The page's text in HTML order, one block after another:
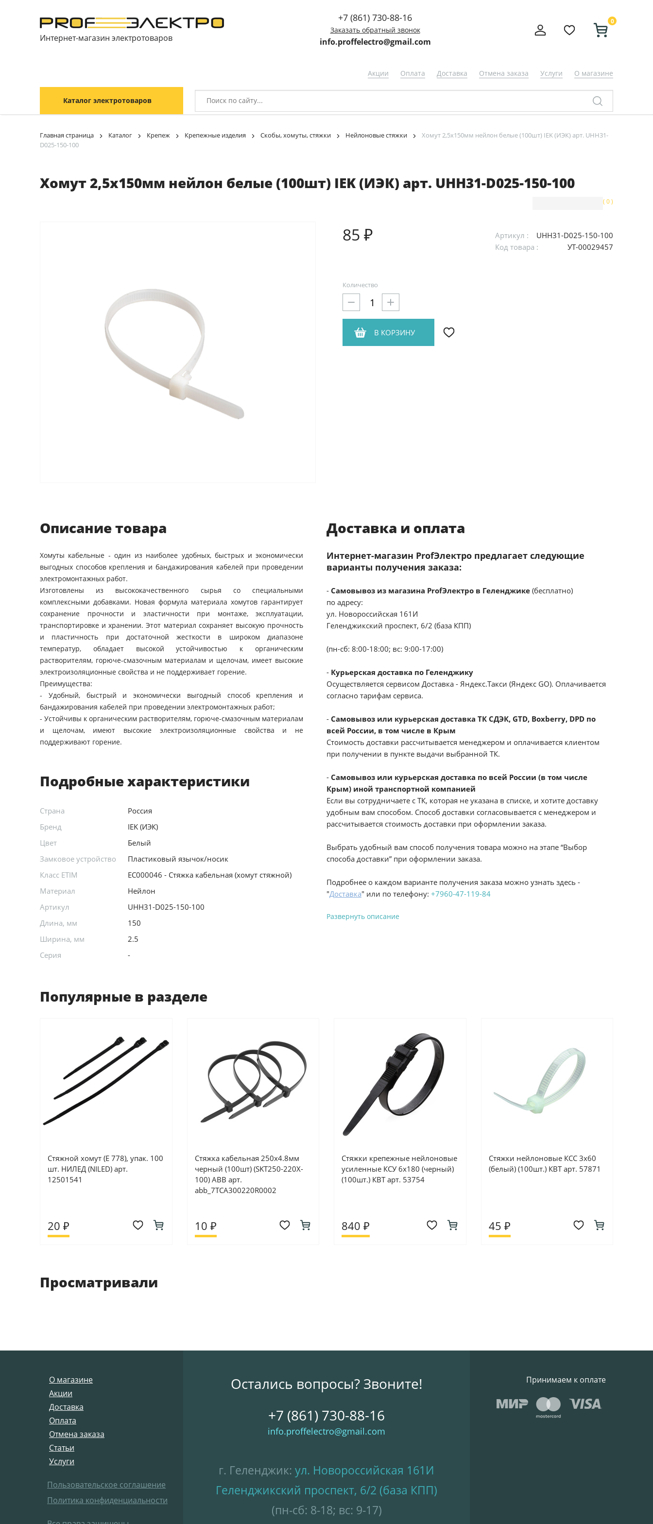
Интернет-магазин электротоваров
+7 (861) 730-88-16
Заказать обратный звонок
info.proffelectro@gmail.com
0
Акции Оплата Доставка Отмена заказа Услуги О магазине
Каталог электротоваров
Главная страница Каталог Крепеж Крепежные изделия Скобы, хомуты, стяжки Нейлоновые стяжки
Хомут 2,5х150мм нейлон белые (100шт) IEK (ИЭК) арт. UHH31-
D025-150-100
Хомут 2,5х150мм нейлон белые (100шт) IEK (ИЭК) арт. UHH31-D025-150-100
( 0 )
85 ₽ Артикул :
UHH31-D025-150-100
Код товара :
УТ-00029457
Количество
В КОРЗИНУ
Описание товара
Хомуты кабельные - один из наиболее удобных, быстрых и экономически
выгодных способов крепления и бандажирования кабелей при проведении
электромонтажных работ.
Изготовлены из высококачественного сырья со специальными
комплексными добавками. Новая формула материала хомутов гарантирует
сохранение прочности и эластичности при монтаже, эксплуатации,
транспортировке и хранении. Этот материал сохраняет высокую прочность
и пластичность при достаточной жесткости в широком диапазоне
температур, обладает высокой устойчивостью к органическим
растворителям, горюче-смазочным материалам и щелочам, имеет высокие
электроизоляционные свойства и не поддерживает горение.
Преимущества:
- Удобный, быстрый и экономически выгодный способ крепления и
бандажирования кабелей при проведении электромонтажных работ;
- Устойчивы к органическим растворителям, горюче-смазочным материалам
и щелочам, имеют высокие электроизоляционные свойства и не
поддерживают горение.
Подробные характеристики
Страна
Россия
Бренд
IEK (ИЭК)
Цвет
Белый
Замковое устройство
Пластиковый язычок/носик
Класс ETIM
EC000046 - Стяжка кабельная (хомут стяжной)
Материал
Нейлон
Артикул
UHH31-D025-150-100
Длина, мм
150
Ширина, мм
2.5
Серия
-
Доставка и оплата
Интернет-магазин ProfЭлектро предлагает следующие
варианты получения заказа:
- Самовывоз из магазина ProfЭлектро в Геленджике (бесплатно)
по адресу:
ул. Новороссийская 161И
Геленджикский проспект, 6/2 (база КПП)
(пн-сб: 8:00-18:00; вс: 9:00-17:00)
- Курьерская доставка по Геленджику
Осуществляется сервисом Доставка - Яндекс.Такси (Яндекс GO). Оплачивается
согласно тарифам сервиса.
- Самовывоз или курьерская доставка ТК СДЭК, GTD, Boxberry, DPD по
всей России, в том числе в Крым
Стоимость доставки рассчитывается менеджером и оплачивается клиентом
при получении в пункте выдачи выбранной ТК.
- Самовывоз или курьерская доставка по всей России (в том числе
Крым) иной транспортной компанией
Если вы сотрудничаете с ТК, которая не указана в списке, и хотите доставку
удобным вам способом. Способ доставки согласовывается с менеджером и
рассчитывается стоимость доставки при оформлении заказа.
Выбрать удобный вам способ получения товара можно на этапе “Выбор
способа доставки” при оформлении заказа.
Подробнее о каждом варианте получения заказа можно узнать здесь -
"Доставка" или по телефону: +7960-47-119-84
Для юридических лиц: переводом на расчетный счет при онлайн
оплате заказа на сайте.
Подробнее о способах оплаты можно узнать здесь - "Оплата"
Развернуть описание
Популярные в разделе
Стяжной хомут (E 778), упак. 100
шт. НИЛЕД (NILED) арт.
12501541
20 ₽
Стяжка кабельная 250х4.8мм
черный (100шт) (SKT250-220X-
100) ABB арт.
abb_7TCA300220R0002
10 ₽
Стяжки крепежные нейлоновые
усиленные КСУ 6х180 (черный)
(100шт.) КВТ арт. 53754
840 ₽
Стяжки нейлоновые КСС 3х60
(белый) (100шт.) КВТ арт. 57871
45 ₽
Просматривали
О магазине
Акции
Доставка
Оплата
Отмена заказа
Статьи
Услуги
Пользовательское соглашение
Политика конфиденциальности
Остались вопросы? Звоните!
+7 (861) 730-88-16
info.proffelectro@gmail.com
г. Геленджик: ул. Новороссийская 161И
Геленджикский проспект, 6/2 (база КПП)
(пн-сб: 8-18; вс: 9-17)
Принимаем к оплате